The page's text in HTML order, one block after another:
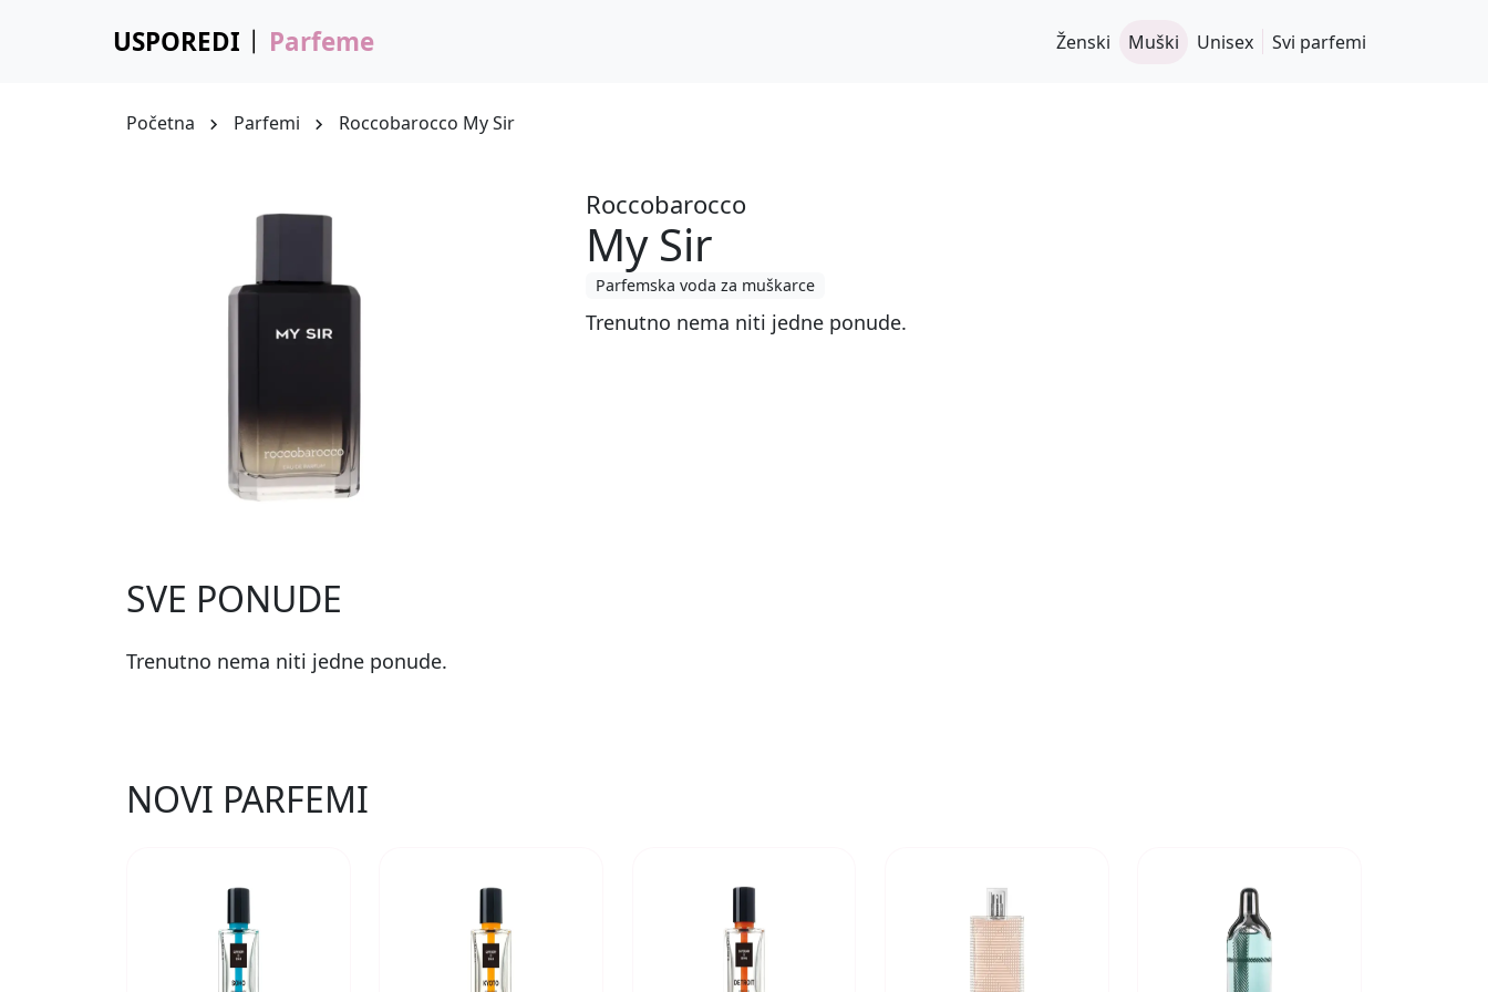
USPOREDI Parfeme Ženski Muški Unisex Svi parfemi
Početna Parfemi Roccobarocco My Sir
Roccobarocco
My Sir
Parfemska voda za muškarce
Trenutno nema niti jedne ponude.
SVE PONUDE
Trenutno nema niti jedne ponude.
NOVI PARFEMI